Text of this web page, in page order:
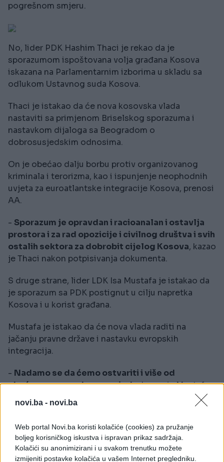
novi.ba - novi.ba
Web portal Novi.ba koristi kolačiće (cookies) za pružanje
boljeg korisničkog iskustva i ispravan prikaz sadržaja.
Kolačići su anonimizirani i u svakom trenutku možete
izmijeniti postavke kolačića u vašem Internet pregledniku.
pogrešnom smjeru.
No, lider PDK Hashim Thaci je rekao da je
sporazumom ispoštovana volja građana Kosova
iskazana na Parlamentarnim izborima u skladu sa
odlukom Ustavnog suda Kosova.
Thaci je istakao da će nova kosovska vlada
nastaviti sa primjenom Briselskog sporazuma i
nastavkom dijaloga sa Beogradom o
dobrosusjedskim odnosima.
On je obećao dalju borbu protiv organizovanog
kriminala i terorizma, kao i ispunjenje neophodnih
uvjeta za euroatlantske integracije Kosova, prenosi
AA.
- Sporazum je opravdan i racioanalan i ostavlja
prostora i za rad opozicije i civilnog društva i svih
ostalih sektora za dobrobit cijelog Kosova, kazao
je Thaci nakon potpisivanja dokumenta.
S druge strane, lider LDK Isa Mustafa je istakao da
je sporazum sa PDK postignut u cilju napretka
Kosova i u korist građana.
Mustafa je istakao da će nova vlada raditi na
jačanju pravne države i nastavku evropskih
integracija.
- Nadamo se da ćemo ostvariti i više od
obećanog u narednom periodu, kazao je Mustafa.
Kadri Veseli novi predsjednik
Skupštine